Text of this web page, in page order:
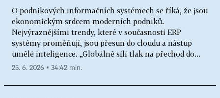
O podnikových informačních systémech se říká, že jsou
ekonomickým srdcem moderních podniků.
Nejvýraznějšími trendy, které v současnosti ERP
systémy proměňují, jsou přesun do cloudu a nástup
umělé inteligence. „Globálně sílí tlak na přechod do...
25. 6. 2026 ▪ 34:42 min.